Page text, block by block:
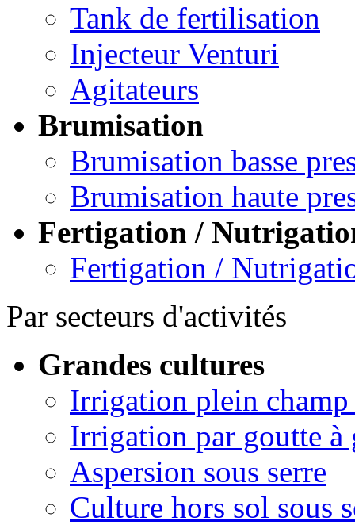
Tank de fertilisation
Injecteur Venturi
Agitateurs
Brumisation
Brumisation basse
Brumisation haute
Fertigation /
Fertigation /
Par secteurs d'activités
Grandes cultures
Irrigation plein champ
Irrigation par goutte à
Aspersion sous serre
Culture hors sol sous